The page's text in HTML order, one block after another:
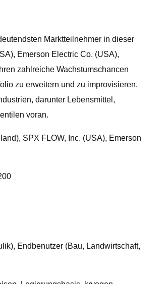
Marktteilnehmer in dieser
Emerson Electric Co. (USA),
zahlreiche Wachstumschancen
zu erweitern und zu improvisieren,
darunter Lebensmittel,
voran.
SPX FLOW, Inc. (USA), Emerson
Endbenutzer (Bau, Landwirtschaft,